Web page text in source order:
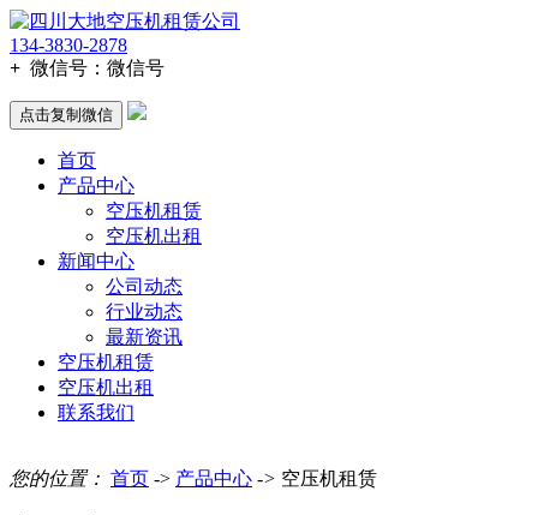
134-3830-2878
+ 微信号： 微信号
点击复制微信
首页
产品中心
空压机租赁
空压机出租
新闻中心
公司动态
行业动态
最新资讯
空压机租赁
空压机出租
联系我们
您的位置： 首页 -> 产品中心 -> 空压机租赁